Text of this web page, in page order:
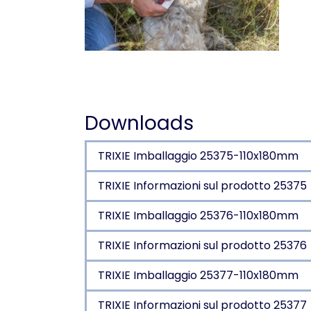
Downloads
TRIXIE Imballaggio 25375-110x180mm
TRIXIE Informazioni sul prodotto 25375
TRIXIE Imballaggio 25376-110x180mm
TRIXIE Informazioni sul prodotto 25376
TRIXIE Imballaggio 25377-110x180mm
TRIXIE Informazioni sul prodotto 25377